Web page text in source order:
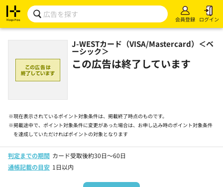
会員登録 ログイン
J-WESTカード（VISA/Mastercard）＜ベ
ーシック＞
この広告は終了しています
※現在表示されているポイント対象条件は、掲載終了時点のものです。
※掲載途中で、ポイント対象条件に変更があった場合は、お申し込み時のポイント対象条件
を達成していただければポイントの対象となります
判定までの期間 カード受取後約30日～60日
通帳記載の目安 1日以内